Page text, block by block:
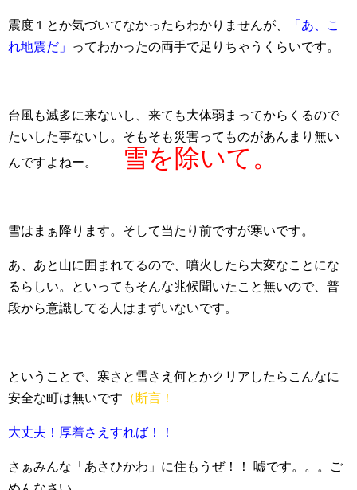
震度１とか気づいてなかったらわかりませんが、
「あ、こ
れ地震だ」
ってわかったの両手で足りちゃうくらいです。
台風も滅多に来ないし、来ても大体弱まってからくるので
たいした事ないし。そもそも災害ってものがあんまり無い
んですよねー。
雪を除いて。
雪はまぁ降ります。そして当たり前ですが寒いです。
あ、あと山に囲まれてるので、噴火したら大変なことにな
るらしい。といってもそんな兆候聞いたこと無いので、普
段から意識してる人はまずいないです。
ということで、寒さと雪さえ何とかクリアしたらこんなに
安全な町は無いです （断言！
大丈夫！厚着さえすれば！！
さぁみんな「あさひかわ」に住もうぜ！！
嘘です。。。ご